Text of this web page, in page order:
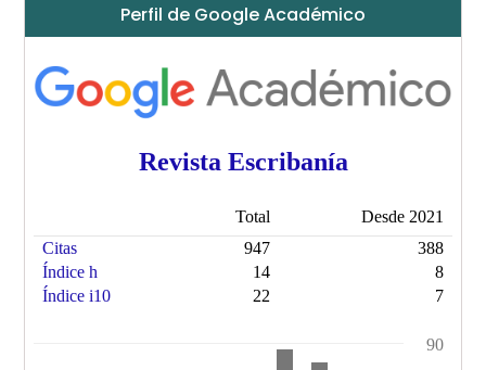
Perfil de Google Académico